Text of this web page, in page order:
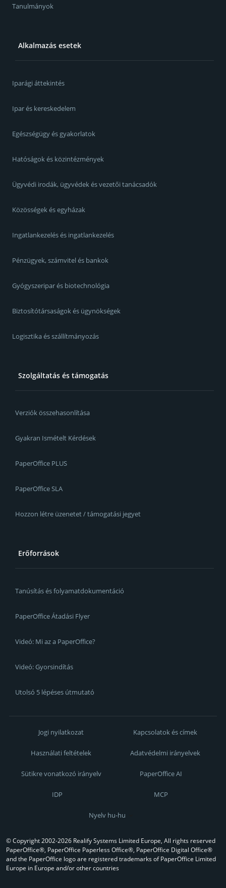
Tanulmányok
Alkalmazás esetek
Iparági áttekintés
Ipar és kereskedelem
Egészségügy és gyakorlatok
Hatóságok és közintézmények
Ügyvédi irodák, ügyvédek és vezetői tanácsadók
Közösségek és egyházak
Ingatlankezelés és ingatlankezelés
Pénzügyek, számvitel és bankok
Gyógyszeripar és biotechnológia
Biztosítótársaságok és ügynökségek
Logisztika és szállítmányozás
Szolgáltatás és támogatás
Verziók összehasonlítása
Gyakran Ismételt Kérdések
PaperOffice PLUS
PaperOffice SLA
Hozzon létre üzenetet / támogatási jegyet
Erőforrások
Tanúsítás és folyamatdokumentáció
PaperOffice Átadási Flyer
Videó: Mi az a PaperOffice?
Videó: Gyorsindítás
Utolsó 5 lépéses útmutató
Jogi nyilatkozat Kapcsolatok és címek
Használati feltételek Adatvédelmi irányelvek
Sütikre vonatkozó irányelv PaperOffice AI
IDP MCP
Nyelv hu-hu
© Copyright 2002-2026 Realify Systems Limited Europe, All rights reserved
PaperOffice®, PaperOffice Paperless Office®, PaperOffice Digital Office®
and the PaperOffice logo are registered trademarks of PaperOffice Limited
Europe in Europe and/or other countries